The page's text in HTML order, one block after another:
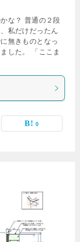
な？ 普通の２段
私だけだったん
無きものとなっ
した。 「ここま
0